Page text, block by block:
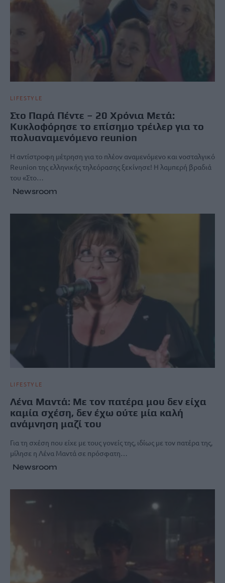
LIFESTYLE
Στο Παρά Πέντε – 20 Χρόνια Μετά:
Κυκλοφόρησε το επίσημο τρέιλερ για το
πολυαναμενόμενο reunion
Η αντίστροφη μέτρηση για το πλέον αναμενόμενο και νοσταλγικό
Reunion της ελληνικής τηλεόρασης ξεκίνησε! Η λαμπερή βραδιά
του «Στο…
Newsroom
LIFESTYLE
Λένα Μαντά: Με τον πατέρα μου δεν είχα
καμία σχέση, δεν έχω ούτε μία καλή
ανάμνηση μαζί του
Για τη σχέση που είχε με τους γονείς της, ιδίως με τον πατέρα της,
μίλησε η Λένα Μαντά σε πρόσφατη…
Newsroom